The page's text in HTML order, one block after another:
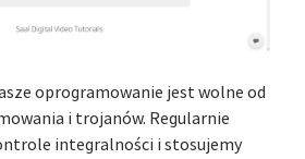
oprogramowanie jest wolne od
i trojanów. Regularnie
integralności i stosujemy